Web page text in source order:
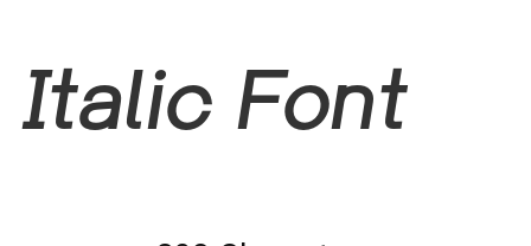
Italic Font